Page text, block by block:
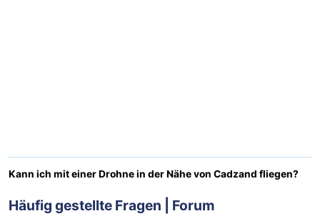
Nieuwvliet-
Bad
Meulinge
EuroParcs
Cadzand
-
Hoogduin
-
Kann ich mit einer Drohne in der Nähe von Cadzand fliegen?
Häufig gestellte Fragen | Forum